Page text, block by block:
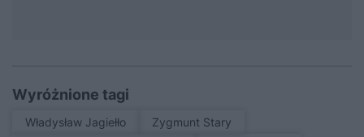
Wyróżnione tagi
Władysław Jagiełło
Zygmunt Stary